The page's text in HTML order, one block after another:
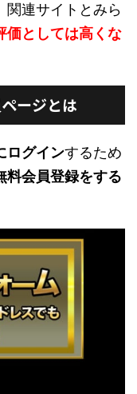
関連サイトとみら
価としては高くな
ージとは
ログインするため
料会員登録をする